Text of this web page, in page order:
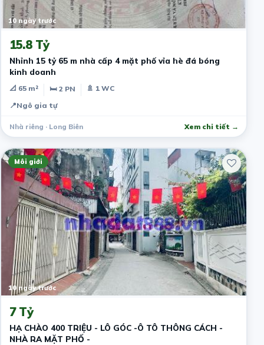
10 ngày trước
15.8 Tỷ
Nhỉnh 15 tỷ 65 m nhà cấp 4 mặt phố vỉa hè đá bóng
kinh doanh
📐 65 m² 🛏 2 PN
🚿 1 WC
📍Ngô gia tự
Nhà riêng · Long Biên Xem chi tiết →
Môi giới
10 ngày trước
7 Tỷ
HẠ CHÀO 400 TRIỆU - LÔ GÓC -Ô TÔ THÔNG CÁCH -
NHÀ RA MẶT PHỐ -